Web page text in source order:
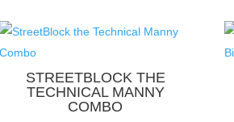
STREETBLOCK THE
TECHNICAL MANNY
COMBO